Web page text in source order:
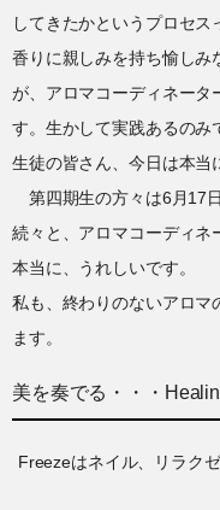
してきたかというプロセス
香りに親しみを持ち愉しみ
が、アロマコーディネータ
す。生かして実践あるのみ
生徒の皆さん、今日は本当
第四期生の方々は6月17
続々と、アロマコーディネ
本当に、うれしいです。
私も、終わりのないアロマ
ます。
美を奏でる・・・
Freezeはネイル、リラク